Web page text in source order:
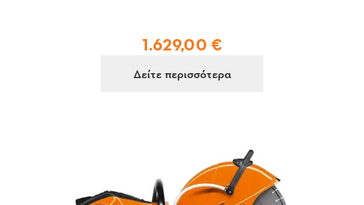
1.629,00 €
Δείτε περισσότερα